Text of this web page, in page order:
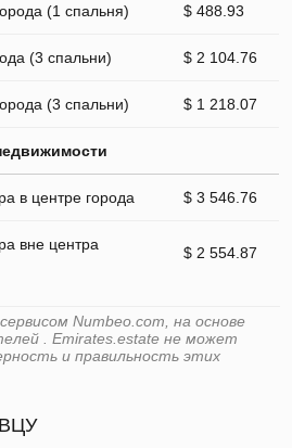
(1 спальня) $ 488.93
(3 спальни) $ 2 104.76
(3 спальни) $ 1 218.07
в центре города $ 3 546.76
вне центра
$ 2 554.87
Numbeo.com, на основе
. Emirates.estate не может
и правильность этих